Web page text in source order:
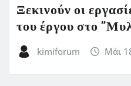
Ξεκινούν οι
του έργου στο
kimiforum Μάι